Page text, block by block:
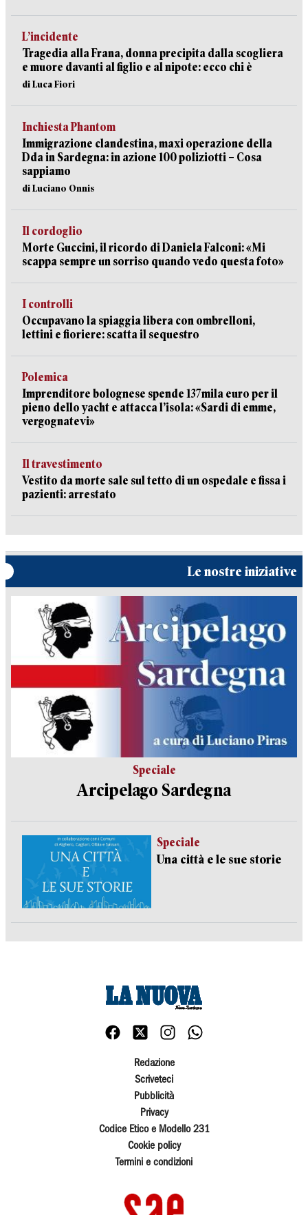
L’incidente
Tragedia alla Frana, donna precipita dalla scogliera
e muore davanti al figlio e al nipote: ecco chi è
di Luca Fiori
Inchiesta Phantom
Immigrazione clandestina, maxi operazione della
Dda in Sardegna: in azione 100 poliziotti – Cosa
sappiamo
di Luciano Onnis
Il cordoglio
Morte Guccini, il ricordo di Daniela Falconi: «Mi
scappa sempre un sorriso quando vedo questa foto»
I controlli
Occupavano la spiaggia libera con ombrelloni,
lettini e fioriere: scatta il sequestro
Polemica
Imprenditore bolognese spende 137mila euro per il
pieno dello yacht e attacca l’isola: «Sardi di emme,
vergognatevi»
Il travestimento
Vestito da morte sale sul tetto di un ospedale e fissa i
pazienti: arrestato
Le nostre iniziative
Speciale
Arcipelago Sardegna
Speciale
Una città e le sue storie
Redazione
Scriveteci
Pubblicità
Privacy
Codice Etico e Modello 231
Cookie policy
Termini e condizioni